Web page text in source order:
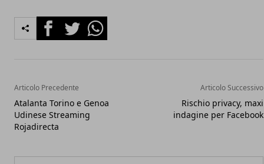
FacebookTwitterWhatsapp
Articolo Precedente
Atalanta Torino e Genoa
Udinese Streaming
Rojadirecta
Articolo Successivo
Rischio privacy, maxi
indagine per Facebook